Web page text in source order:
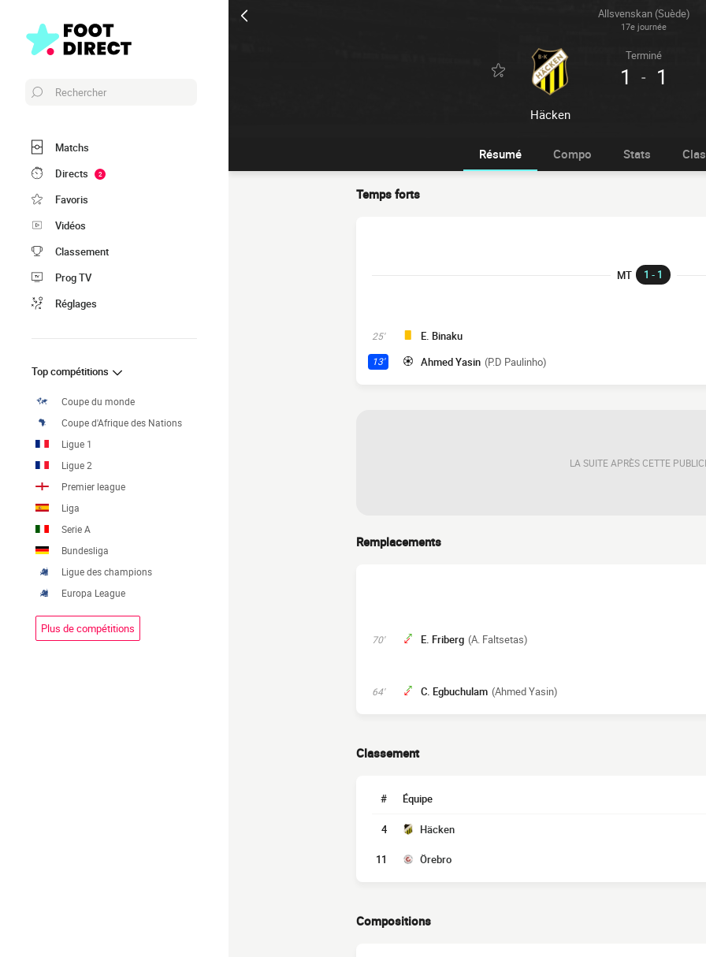
Allsvenskan (Suède)
17e journée
Häcken
Terminé
1 - 1
Rechercher
Matchs
Directs
2
Favoris
Vidéos
Classement
Prog TV
Réglages
Top compétitions
Coupe du monde
Coupe d'Afrique des Nations
Ligue 1
Ligue 2
Premier league
Liga
Serie A
Bundesliga
Ligue des champions
Europa League
Plus de compétitions
Résumé Compo Stats
Temps forts
MT 1 - 1
25' E. Binaku
13' Ahmed Yasin (P.D Paulinho)
LA SUITE APRÈS CETTE
Remplacements
70' E. Friberg (A. Faltsetas)
64' C. Egbuchulam (Ahmed Yasin)
Classement
# Équipe
4 Häcken
11 Örebro
Compositions